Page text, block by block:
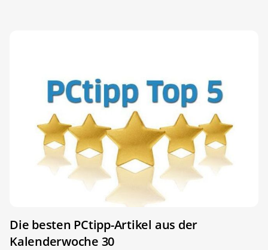
Die besten PCtipp-Artikel aus der
Kalenderwoche 30